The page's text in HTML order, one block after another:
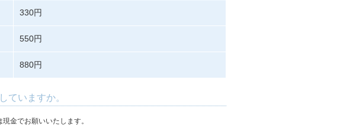
330円
550円
880円
ていますか。
金でお願いいたします。